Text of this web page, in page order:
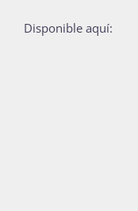
Disponible aquí: